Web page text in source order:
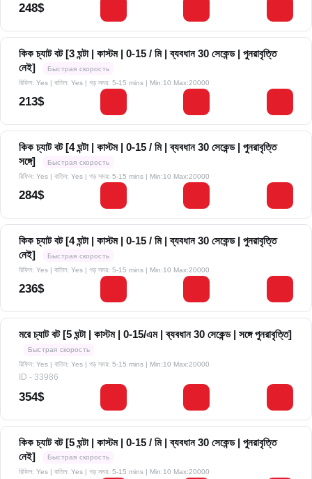
248$
কিক চ্যাট বট [3 ঘন্টা | কাস্টম | 0-15 / মি | ব্যবধান 30 সেকেন্ড | পুনরাবৃত্তি
নেই]
Быстрая скорость
রিফিল: Yes | বাতিল: Yes | গড় সময়: 5-15 mins | Min:10 Max:20000
213$
কিক চ্যাট বট [4 ঘন্টা | কাস্টম | 0-15 / মি | ব্যবধান 30 সেকেন্ড | পুনরাবৃত্তি
সঙ্গে]
Быстрая скорость
রিফিল: Yes | বাতিল: Yes | গড় সময়: 5-15 mins | Min:10 Max:20000
284$
কিক চ্যাট বট [4 ঘন্টা | কাস্টম | 0-15 / মি | ব্যবধান 30 সেকেন্ড | পুনরাবৃত্তি
নেই]
Быстрая скорость
রিফিল: Yes | বাতিল: Yes | গড় সময়: 5-15 mins
| Min:10 Max:20000
236$
মরে চ্যাট বট [5 ঘন্টা | কাস্টম | 0-15/এম | ব্যবধান 30 সেকেন্ড | সঙ্গে পুনরাবৃত্তি]
Быстрая скорость
রিফিল: Yes | বাতিল: Yes | গড় সময়: 5-15 mins | Min:10 Max:20000
ID - 33986
354$
কিক চ্যাট বট [5 ঘন্টা | কাস্টম | 0-15 / মি | ব্যবধান 30 সেকেন্ড | পুনরাবৃত্তি
নেই]
Быстрая скорость
রিফিল: Yes | বাতিল: Yes | গড় সময়: 5-15 mins | Min:10 Max:20000